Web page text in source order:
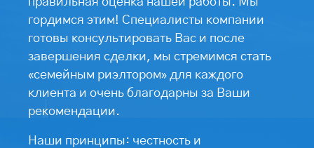
гордимся этим! Специалисты компании
готовы консультировать Вас и после
завершения сделки, мы стремимся стать
«семейным риэлтором» для каждого
клиента и очень благодарны за Ваши
рекомендации.
Наши принципы: честность и